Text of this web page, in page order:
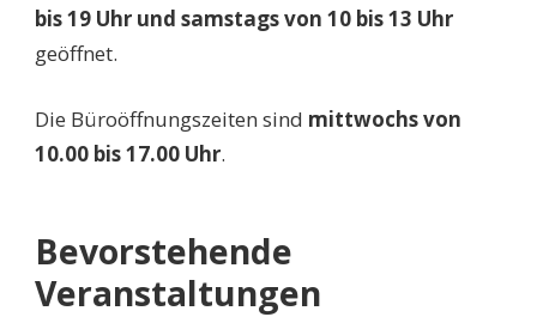
bis 19 Uhr und samstags von 10 bis 13 Uhr
geöffnet.
Die Büroöffnungszeiten sind mittwochs von
10.00 bis 17.00 Uhr.
Bevorstehende
Veranstaltungen